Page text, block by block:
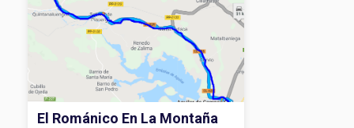
El Románico En La Montaña